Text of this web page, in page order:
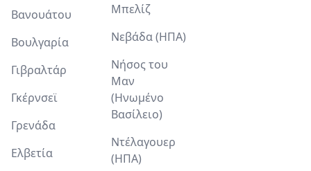
Βανουάτου
Βουλγαρία
Γιβραλτάρ
Γκέρνσεϊ
Γρενάδα
Ελβετία
Μπελίζ
Νεβάδα (ΗΠΑ)
Νήσος του
Μαν
(Ηνωμένο
Βασίλειο)
Ντέλαγουερ
(ΗΠΑ)